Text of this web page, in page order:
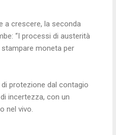
a crescere, la seconda
“I processi di austerità
moneta per
di protezione dal contagio
incertezza, con un
nel vivo.